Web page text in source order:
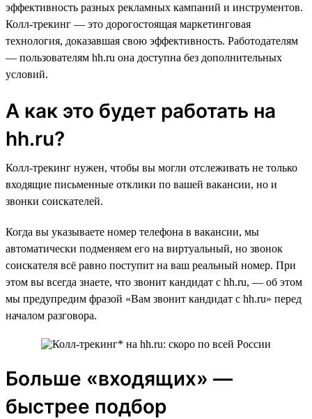
эффективность разных рекламных кампаний и инструментов.
Колл-трекинг — это дорогостоящая маркетинговая
технология, доказавшая свою эффективность. Работодателям
— пользователям hh.ru она доступна без дополнительных
условий.
А как это будет работать на
hh.ru?
Колл-трекинг нужен, чтобы вы могли отслеживать не только
входящие письменные отклики по вашей вакансии, но и
звонки соискателей.
Когда вы указываете номер телефона в вакансии, мы
автоматически подменяем его на виртуальный, но звонок
соискателя всё равно поступит на ваш реальный номер. При
этом вы всегда знаете, что звонит кандидат с hh.ru, — об этом
мы предупредим фразой «Вам звонит кандидат с hh.ru» перед
началом разговора.
Больше «входящих» —
быстрее подбор